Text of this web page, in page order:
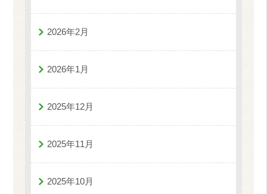
2026年2月
2026年1月
2025年12月
2025年11月
2025年10月